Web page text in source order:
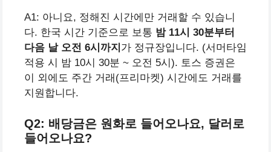
A1: 아니요, 정해진 시간에만 거래할 수 있습니
다. 한국 시간 기준으로 보통 밤 11시 30분부터
다음 날 오전 6시까지 가 정규장입니다. (서머타임
적용 시 밤 10시 30분 ~ 오전 5시). 토스 증권은
이 외에도 주간 거래(프리마켓) 시간에도 거래를
지원합니다.
Q2: 배당금은 원화로 들어오나요, 달러로
들어오나요?